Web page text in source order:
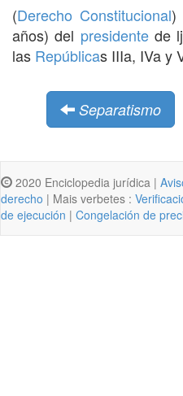
(Derecho Constitucional)
años) del presidentede lj
las Repúblicas IIIa, IVa y
Separatismo
2020 Enciclopedia jurídica |
derecho | Mais verbetes :
de ejecución | Congelación de